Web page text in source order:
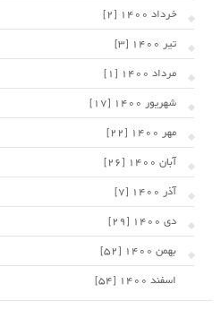
خرداد 1400 [2]
تیر 1400 [3]
مرداد 1400 [1]
شهریور 1400 [17]
مهر 1400 [22]
آبان 1400 [26]
آذر 1400 [7]
دی 1400 [29]
بهمن 1400 [52]
اسفند 1400 [54]